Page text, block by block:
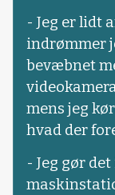
- Jeg er lidt
indrømmer
bevæbnet
mens jeg
hvad der
- Jeg gør